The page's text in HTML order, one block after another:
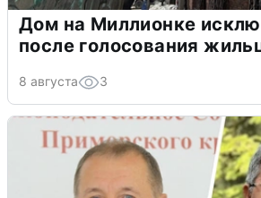
Дом на Миллионке
после голосования
8 августа 3